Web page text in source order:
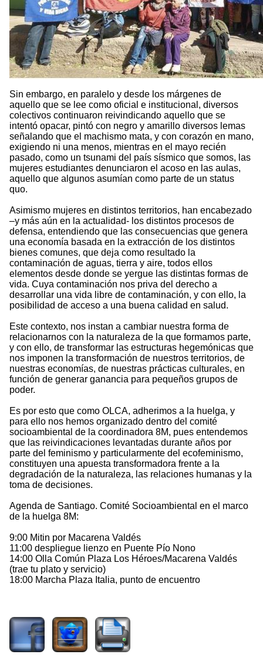
Sin embargo, en paralelo y desde los márgenes de
aquello que se lee como oficial e institucional, diversos
colectivos continuaron reivindicando aquello que se
intentó opacar, pintó con negro y amarillo diversos lemas
señalando que el machismo mata, y con corazón en mano,
exigiendo ni una menos, mientras en el mayo recién
pasado, como un tsunami del país sísmico que somos, las
mujeres estudiantes denunciaron el acoso en las aulas,
aquello que algunos asumían como parte de un status
quo.
Asimismo mujeres en distintos territorios, han encabezado
–y más aún en la actualidad- los distintos procesos de
defensa, entendiendo que las consecuencias que genera
una economía basada en la extracción de los distintos
bienes comunes, que deja como resultado la
contaminación de aguas, tierra y aire, todos ellos
elementos desde donde se yergue las distintas formas de
vida. Cuya contaminación nos priva del derecho a
desarrollar una vida libre de contaminación, y con ello, la
posibilidad de acceso a una buena calidad en salud.
Este contexto, nos instan a cambiar nuestra forma de
relacionarnos con la naturaleza de la que formamos parte,
y con ello, de transformar las estructuras hegemónicas que
nos imponen la transformación de nuestros territorios, de
nuestras economías, de nuestras prácticas culturales, en
función de generar ganancia para pequeños grupos de
poder.
Es por esto que como OLCA, adherimos a la huelga, y
para ello nos hemos organizado dentro del comité
socioambiental de la coordinadora 8M, pues entendemos
que las reivindicaciones levantadas durante años por
parte del feminismo y particularmente del ecofeminismo,
constituyen una apuesta transformadora frente a la
degradación de la naturaleza, las relaciones humanas y la
toma de decisiones.
Agenda de Santiago. Comité Socioambiental en el marco
de la huelga 8M:
9:00 Mitin por Macarena Valdés
11:00 despliegue lienzo en Puente Pío Nono
14:00 Olla Común Plaza Los Héroes/Macarena Valdés
(trae tu plato y servicio)
18:00 Marcha Plaza Italia, punto de encuentro